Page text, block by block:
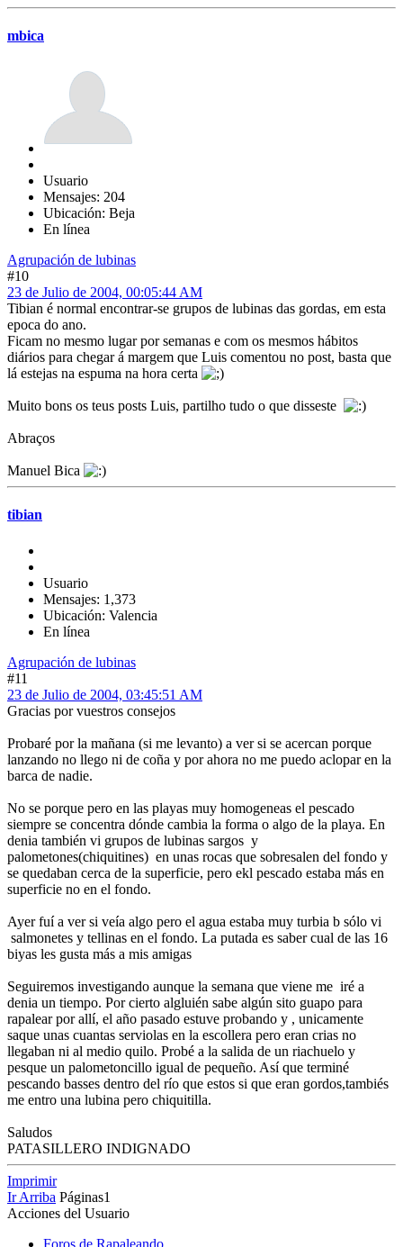
mbica
Usuario
Mensajes: 204
Ubicación: Beja
En línea
Agrupación de lubinas
#10
23 de Julio de 2004, 00:05:44 AM
Tibian é normal encontrar-se grupos de lubinas das gordas, em esta
epoca do ano.
Ficam no mesmo lugar por semanas e com os mesmos hábitos
diários para chegar á margem que Luis comentou no post, basta que
lá estejas na espuma na hora certa
Muito bons os teus posts Luis, partilho tudo o que disseste
Abraços
Manuel Bica
tibian
Usuario
Mensajes: 1,373
Ubicación: Valencia
En línea
Agrupación de lubinas
#11
23 de Julio de 2004, 03:45:51 AM
Gracias por vuestros consejos
Probaré por la mañana (si me levanto) a ver si se acercan porque
lanzando no llego ni de coña y por ahora no me puedo aclopar en la
barca de nadie.
No se porque pero en las playas muy homogeneas el pescado
siempre se concentra dónde cambia la forma o algo de la playa. En
denia también vi grupos de lubinas sargos y
palometones(chiquitines) en unas rocas que sobresalen del fondo y
se quedaban cerca de la superficie, pero ekl pescado estaba más en
superficie no en el fondo.
Ayer fuí a ver si veía algo pero el agua estaba muy turbia b sólo vi
salmonetes y tellinas en el fondo. La putada es saber cual de las 16
biyas les gusta más a mis amigas
Seguiremos investigando aunque la semana que viene me iré a
denia un tiempo. Por cierto algluién sabe algún sito guapo para
rapalear por allí, el año pasado estuve probando y , unicamente
saque unas cuantas serviolas en la escollera pero eran crias no
llegaban ni al medio quilo. Probé a la salida de un riachuelo y
pesque un palometoncillo igual de pequeño. Así que terminé
pescando basses dentro del río que estos si que eran gordos,tambiés
me entro una lubina pero chiquitilla.
Saludos
PATASILLERO INDIGNADO
Imprimir
Ir Arriba Páginas1
Acciones del Usuario
Foros de Rapaleando